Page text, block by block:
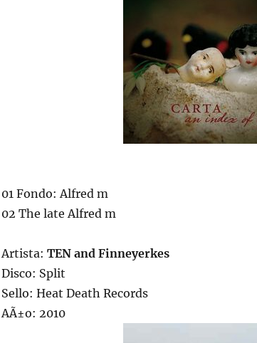
01 Fondo: Alfred m
02 The late Alfred m
Artista: TEN and Finneyerkes
Disco: Split
Sello: Heat Death Records
AÃ±o: 2010